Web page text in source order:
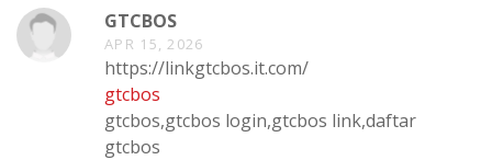
GTCBOS
APR 15, 2026
https://linkgtcbos.it.com/
gtcbos
gtcbos,gtcbos login,gtcbos link,daftar
gtcbos